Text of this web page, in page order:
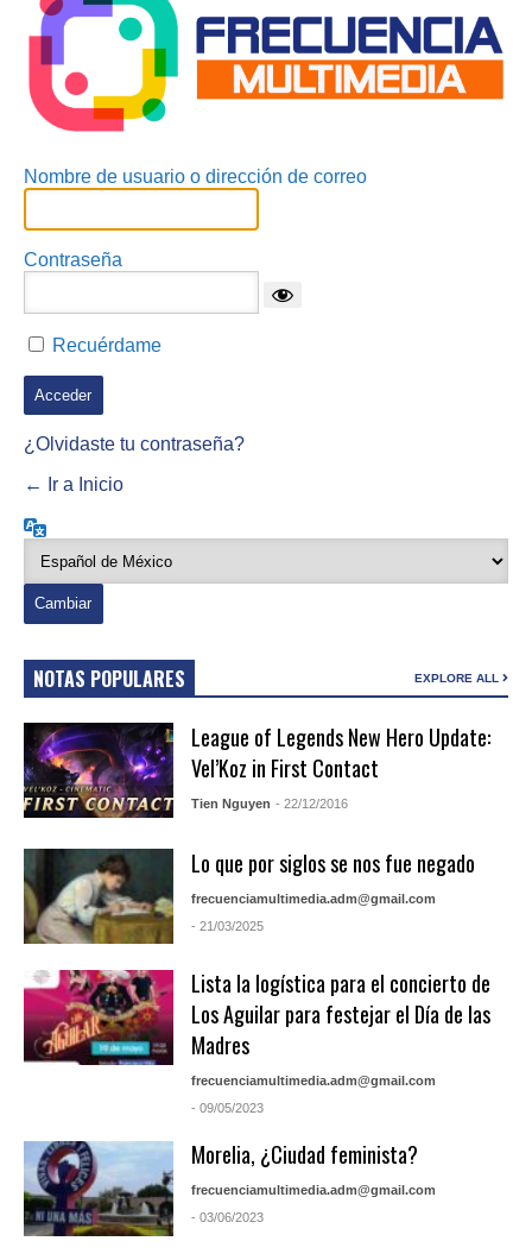
Nombre de usuario o dirección de correo
Contraseña
Recuérdame
¿Olvidaste tu contraseña?
← Ir a Inicio
NOTAS POPULARES EXPLORE ALL
League of Legends New Hero Update:
Vel’Koz in First Contact
Tien Nguyen - 22/12/2016
Lo que por siglos se nos fue negado
frecuenciamultimedia.adm@gmail.com
- 21/03/2025
Lista la logística para el concierto de
Los Aguilar para festejar el Día de las
Madres
frecuenciamultimedia.adm@gmail.com
- 09/05/2023
Morelia, ¿Ciudad feminista?
frecuenciamultimedia.adm@gmail.com
- 03/06/2023